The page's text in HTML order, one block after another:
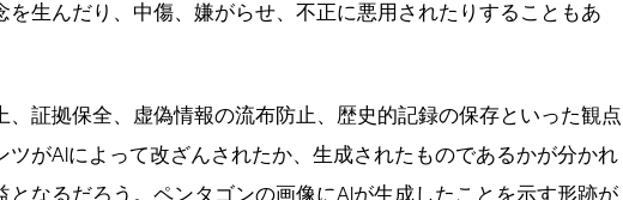
を生んだり、中傷、嫌がらせ、不正に悪用されたりすることもあ
、証拠保全、虚偽情報の流布防止、歴史的記録の保存といった観点
ツがAIによって改ざんされたか、生成されたものであるかが分かれ
となるだろう。ペンタゴンの画像にAIが生成したことを示す形跡が